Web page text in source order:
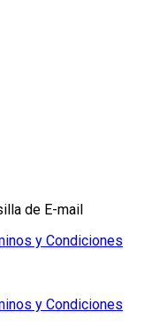
de E-mail
y Condiciones
y Condiciones